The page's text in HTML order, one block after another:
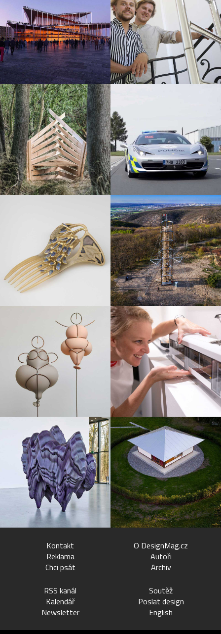
Kontakt
Reklama
Chci psát
O DesignMag.cz
Autoři
Archiv
RSS kanál
Kalendář
Newsletter
Soutěž
Poslat design
English